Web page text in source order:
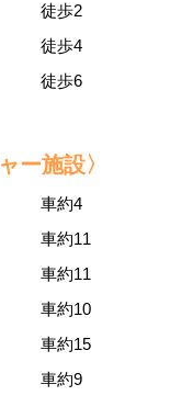
徒歩2
徒歩4
徒歩6
ー施設〉
車約4
車約11
車約11
車約10
車約15
車約9